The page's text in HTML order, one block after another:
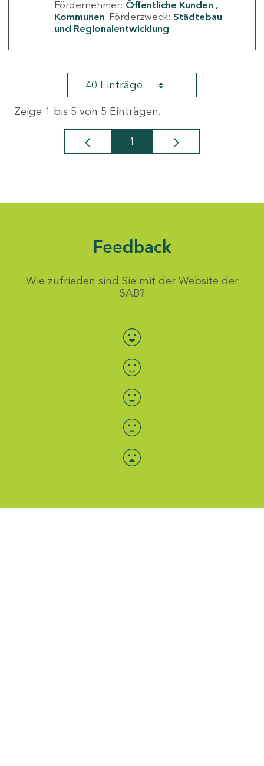
Fördernehmer: Öffentliche Kunden
Kommunen Förderzweck: Städtebau
und Regionalentwicklung
40 Einträge
Zeige 1 bis 5 von 5 Einträgen.
Seite
1
Feedback
Wie zufrieden sind Sie mit der Website der
SAB?
Bewertung auswählen